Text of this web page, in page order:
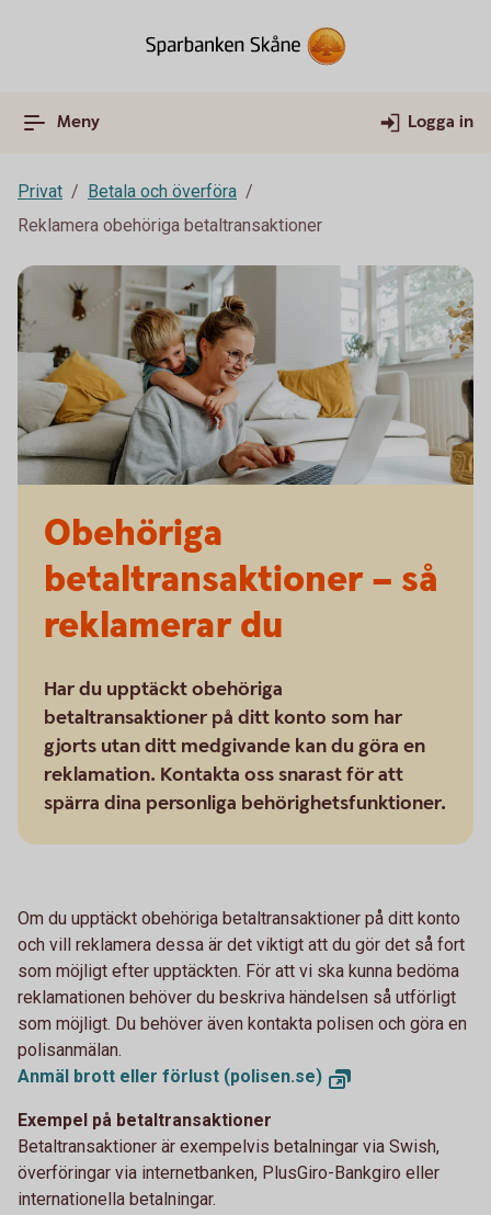
Meny Logga in
Privat
Betala och överföra
Reklamera obehöriga betaltransaktioner
Obehöriga
betaltransaktioner – så
reklamerar du
Har du upptäckt obehöriga
betaltransaktioner på ditt konto som har
gjorts utan ditt medgivande kan du göra en
reklamation. Kontakta oss snarast för att
spärra dina personliga behörighetsfunktioner.
Om du upptäckt obehöriga betaltransaktioner på ditt konto
och vill reklamera dessa är det viktigt att du gör det så fort
som möjligt efter upptäckten. För att vi ska kunna bedöma
reklamationen behöver du beskriva händelsen så utförligt
som möjligt. Du behöver även kontakta polisen och göra en
polisanmälan.
Anmäl brott eller förlust (polisen.se)
Exempel på betaltransaktioner
Betaltransaktioner är exempelvis betalningar via Swish,
överföringar via internetbanken, PlusGiro-Bankgiro eller
internationella betalningar.